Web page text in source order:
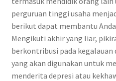
perguruan tinggi usaha
berikut dapat membantu
Mengikuti akhir yang liar,
berkontribusi pada
yang akan digunakan untuk
menderita depresi atau